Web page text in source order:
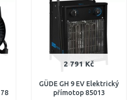
Porovnat
2 791 Kč
GÜDE GH 9 EV Elektrický
přímotop 85013